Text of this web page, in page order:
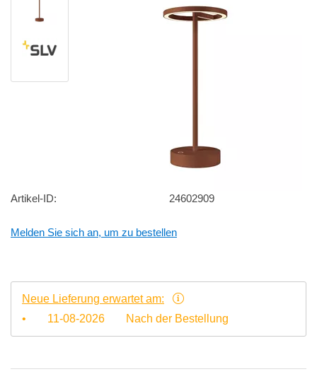
Artikel-ID: 24602909
Melden Sie sich an, um zu bestellen
Neue Lieferung erwartet am:
•
11-08-2026 Nach der Bestellung